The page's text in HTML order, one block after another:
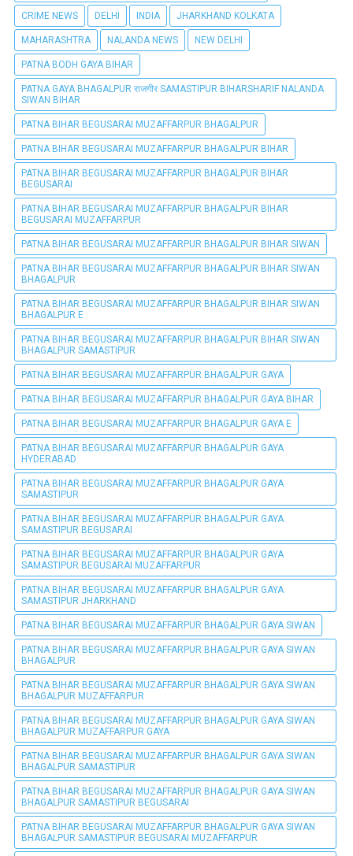
CRIME NEWS DELHI INDIA JHARKHAND KOLKATA
MAHARASHTRA NALANDA NEWS NEW DELHI
PATNA BODH GAYA BIHAR
PATNA GAYA BHAGALPUR राजगीर SAMASTIPUR BIHARSHARIF NALANDA
SIWAN BIHAR
PATNA BIHAR BEGUSARAI MUZAFFARPUR BHAGALPUR
PATNA BIHAR BEGUSARAI MUZAFFARPUR BHAGALPUR BIHAR
PATNA BIHAR BEGUSARAI MUZAFFARPUR BHAGALPUR BIHAR
BEGUSARAI
PATNA BIHAR BEGUSARAI MUZAFFARPUR BHAGALPUR BIHAR
BEGUSARAI MUZAFFARPUR
PATNA BIHAR BEGUSARAI MUZAFFARPUR BHAGALPUR BIHAR SIWAN
PATNA BIHAR BEGUSARAI MUZAFFARPUR BHAGALPUR BIHAR SIWAN
BHAGALPUR
PATNA BIHAR BEGUSARAI MUZAFFARPUR BHAGALPUR BIHAR SIWAN
BHAGALPUR E
PATNA BIHAR BEGUSARAI MUZAFFARPUR BHAGALPUR BIHAR SIWAN
BHAGALPUR SAMASTIPUR
PATNA BIHAR BEGUSARAI MUZAFFARPUR BHAGALPUR GAYA
PATNA BIHAR BEGUSARAI MUZAFFARPUR BHAGALPUR GAYA BIHAR
PATNA BIHAR BEGUSARAI MUZAFFARPUR BHAGALPUR GAYA E
PATNA BIHAR BEGUSARAI MUZAFFARPUR BHAGALPUR GAYA
HYDERABAD
PATNA BIHAR BEGUSARAI MUZAFFARPUR BHAGALPUR GAYA
SAMASTIPUR
PATNA BIHAR BEGUSARAI MUZAFFARPUR BHAGALPUR GAYA
SAMASTIPUR BEGUSARAI
PATNA BIHAR BEGUSARAI MUZAFFARPUR BHAGALPUR GAYA
SAMASTIPUR BEGUSARAI MUZAFFARPUR
PATNA BIHAR BEGUSARAI MUZAFFARPUR BHAGALPUR GAYA
SAMASTIPUR JHARKHAND
PATNA BIHAR BEGUSARAI MUZAFFARPUR BHAGALPUR GAYA SIWAN
PATNA BIHAR BEGUSARAI MUZAFFARPUR BHAGALPUR GAYA SIWAN
BHAGALPUR
PATNA BIHAR BEGUSARAI MUZAFFARPUR BHAGALPUR GAYA SIWAN
BHAGALPUR MUZAFFARPUR
PATNA BIHAR BEGUSARAI MUZAFFARPUR BHAGALPUR GAYA SIWAN
BHAGALPUR MUZAFFARPUR GAYA
PATNA BIHAR BEGUSARAI MUZAFFARPUR BHAGALPUR GAYA SIWAN
BHAGALPUR SAMASTIPUR
PATNA BIHAR BEGUSARAI MUZAFFARPUR BHAGALPUR GAYA SIWAN
BHAGALPUR SAMASTIPUR BEGUSARAI
PATNA BIHAR BEGUSARAI MUZAFFARPUR BHAGALPUR GAYA SIWAN
BHAGALPUR SAMASTIPUR BEGUSARAI MUZAFFARPUR